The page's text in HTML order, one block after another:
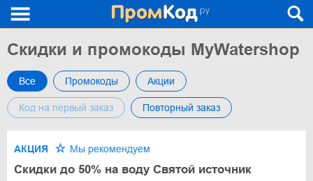
Скидки и промокоды MyWatershop
Все Промокоды Акции
Код на первый заказ Повторный заказ
АКЦИЯ Мы рекомендуем
Скидки до 50% на воду Святой источник